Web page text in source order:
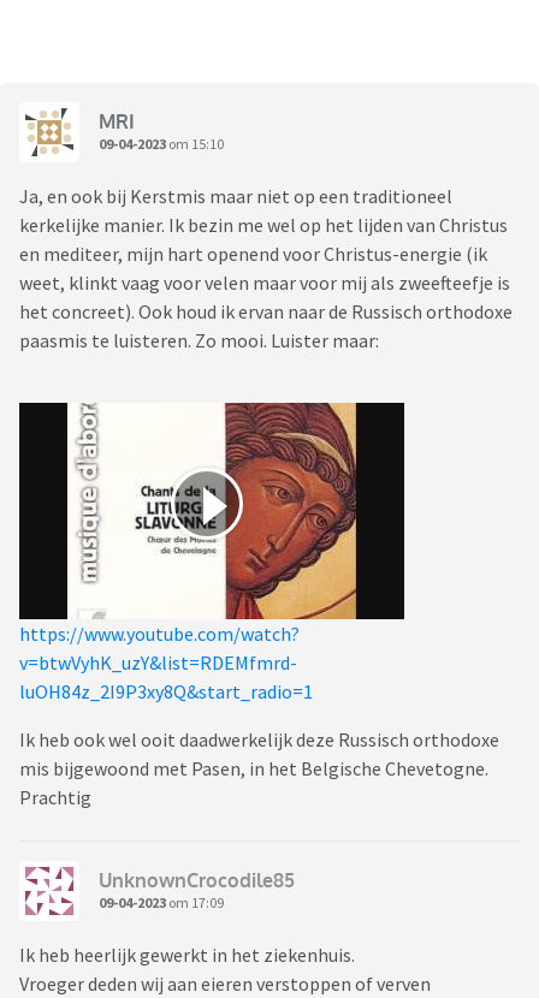
MRI
09-04-2023 om 15:10
Ja, en ook bij Kerstmis maar niet op een traditioneel
kerkelijke manier. Ik bezin me wel op het lijden van Christus
en mediteer, mijn hart openend voor Christus-energie (ik
weet, klinkt vaag voor velen maar voor mij als zweefteefje is
het concreet). Ook houd ik ervan naar de Russisch orthodoxe
paasmis te luisteren. Zo mooi. Luister maar:
https://www.youtube.com/watch?
v=btwVyhK_uzY&list=RDEMfmrd-
luOH84z_2I9P3xy8Q&start_radio=1
Ik heb ook wel ooit daadwerkelijk deze Russisch orthodoxe
mis bijgewoond met Pasen, in het Belgische Chevetogne.
Prachtig
UnknownCrocodile85
09-04-2023 om 17:09
Ik heb heerlijk gewerkt in het ziekenhuis.
Vroeger deden wij aan eieren verstoppen of verven